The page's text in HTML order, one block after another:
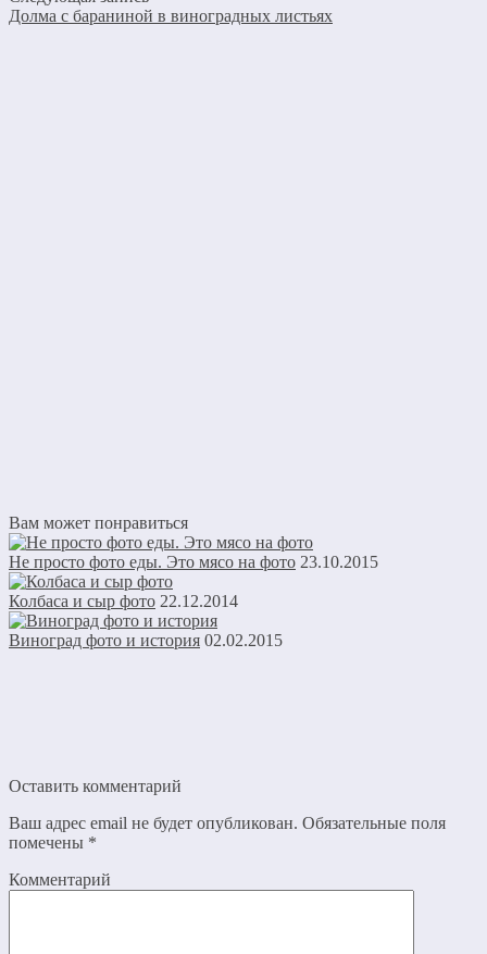
Долма с бараниной в виноградных листьях
Вам может понравиться
Не просто фото еды. Это мясо на фото 23.10.2015
Колбаса и сыр фото 22.12.2014
Виноград фото и история 02.02.2015
Оставить комментарий
Ваш адрес email не будет опубликован. Обязательные поля
помечены *
Комментарий